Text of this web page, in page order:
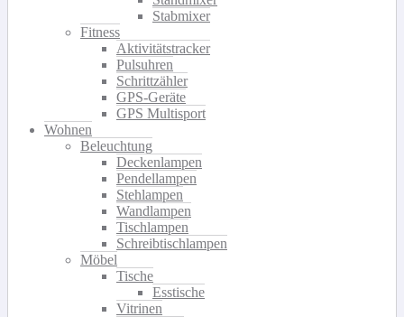
Stabmixer
Fitness
Aktivitätstracker
Pulsuhren
Schrittzähler
GPS-Geräte
GPS Multisport
Wohnen
Beleuchtung
Deckenlampen
Pendellampen
Stehlampen
Wandlampen
Tischlampen
Schreibtischlampen
Möbel
Tische
Esstische
Vitrinen